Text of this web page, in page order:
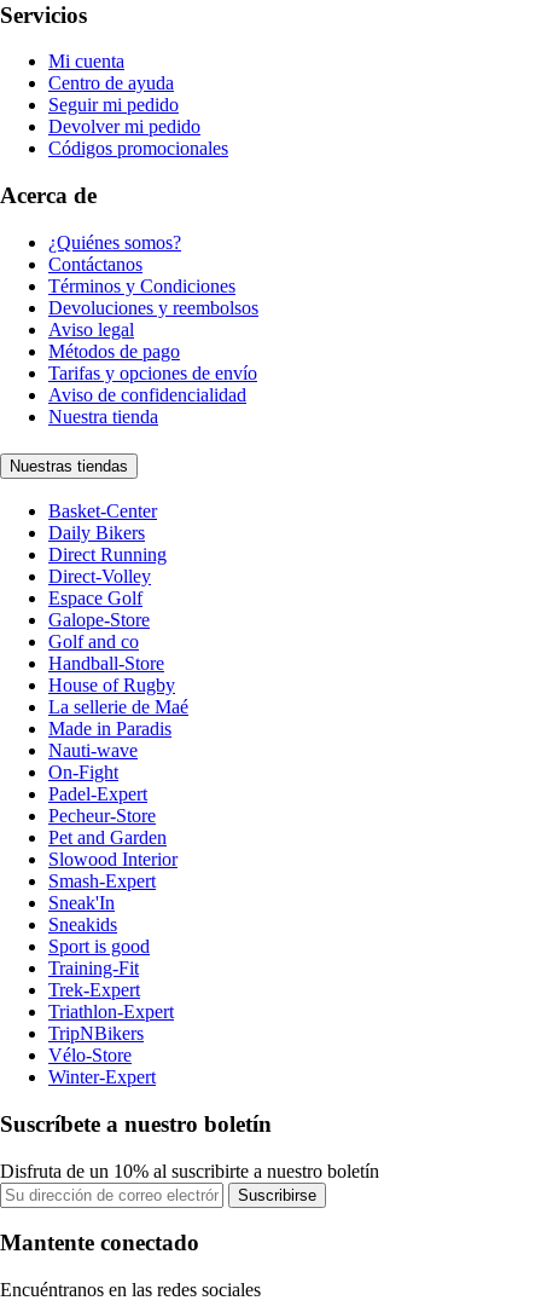
Servicios
Mi cuenta
Centro de ayuda
Seguir mi pedido
Devolver mi pedido
Códigos promocionales
Acerca de
¿Quiénes somos?
Contáctanos
Términos y Condiciones
Devoluciones y reembolsos
Aviso legal
Métodos de pago
Tarifas y opciones de envío
Aviso de confidencialidad
Nuestra tienda
Nuestras tiendas
Basket-Center
Daily Bikers
Direct Running
Direct-Volley
Espace Golf
Galope-Store
Golf and co
Handball-Store
House of Rugby
La sellerie de Maé
Made in Paradis
Nauti-wave
On-Fight
Padel-Expert
Pecheur-Store
Pet and Garden
Slowood Interior
Smash-Expert
Sneak'In
Sneakids
Sport is good
Training-Fit
Trek-Expert
Triathlon-Expert
TripNBikers
Vélo-Store
Winter-Expert
Suscríbete a nuestro boletín
Disfruta de un 10% al suscribirte a nuestro boletín
Suscribirse
Mantente conectado
Encuéntranos en las redes sociales